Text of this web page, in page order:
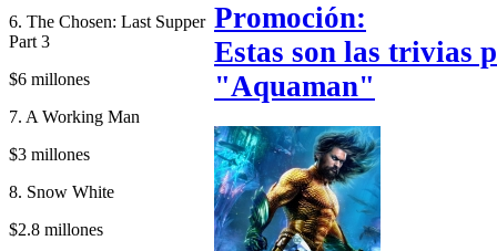
6. The Chosen: Last Supper
Part 3
$6 millones
7. A Working Man
$3 millones
8. Snow White
$2.8 millones
Promoción:
Estas son las trivias
"Aquaman"